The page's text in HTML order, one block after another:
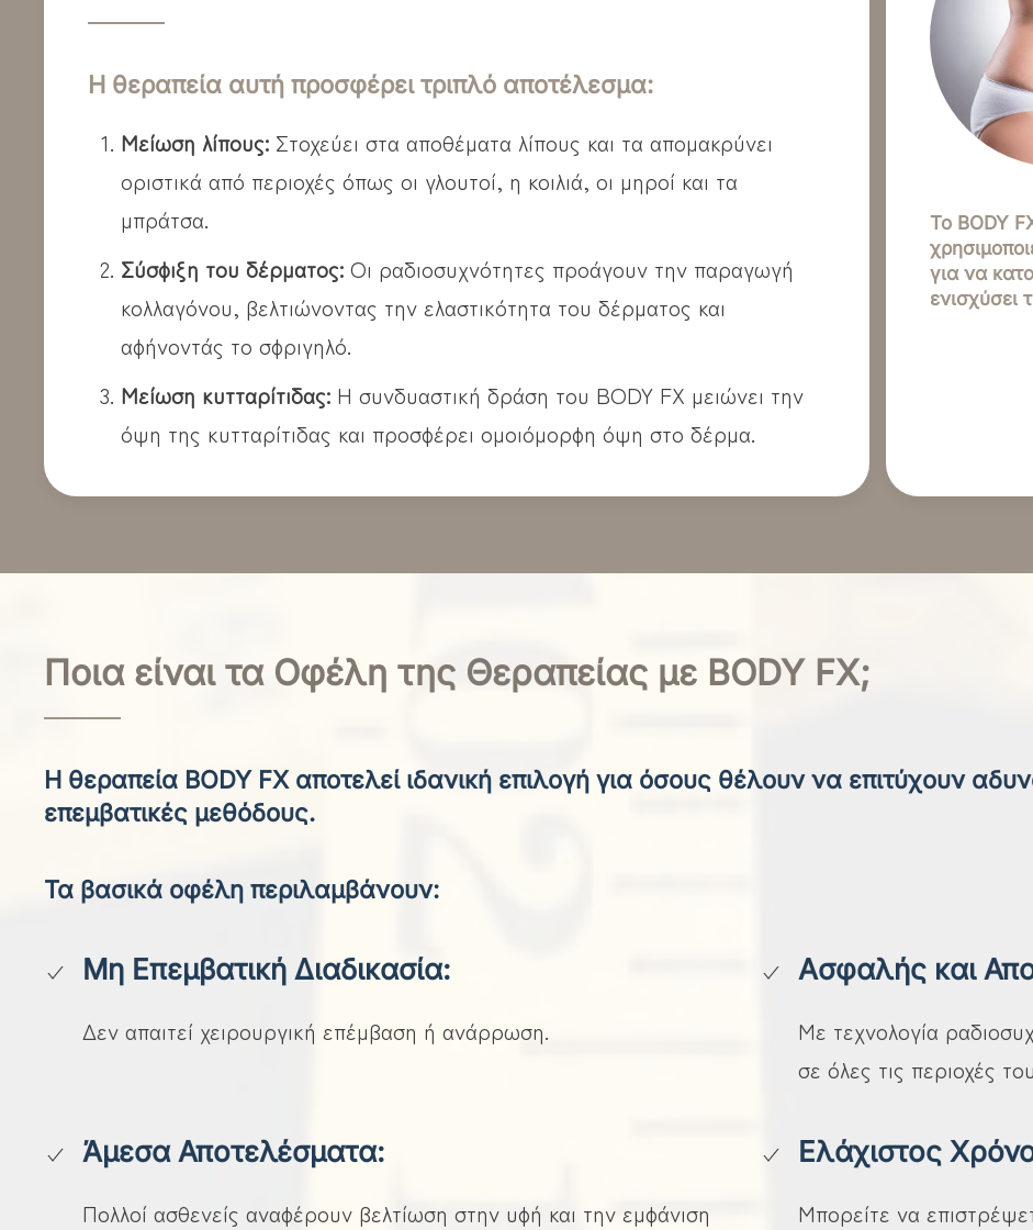
Η θεραπεία αυτή προσφέρει τριπλό αποτέλεσμα:
Μείωση λίπους: Στοχεύει στα αποθέματα λίπους και τα απομακρύνει
οριστικά από περιοχές όπως οι γλουτοί, η κοιλιά, οι μηροί και τα
μπράτσα.
Σύσφιξη του δέρματος: Οι ραδιοσυχνότητες προάγουν την παραγωγή
κολλαγόνου, βελτιώνοντας την ελαστικότητα του δέρματος και
αφήνοντάς το σφριγηλό.
Μείωση κυτταρίτιδας: Η συνδυαστική δράση του BODY FX μειώνει την
όψη της κυτταρίτιδας και προσφέρει ομοιόμορφη όψη στο δέρμα.
Το BODY
για να
Ποια είναι τα Οφέλη της Θεραπείας με BODY FX;
Η θεραπεία BODY FX αποτελεί ιδανική επιλογή για όσους θέλουν να επιτύχουν
επεμβατικές μεθόδους.
Τα βασικά οφέλη περιλαμβάνουν:
Μη Επεμβατική Διαδικασία:
Δεν απαιτεί χειρουργική επέμβαση ή ανάρρωση.
Ασφαλής και
Με τεχνολογία
σε όλες τις περιοχές
Άμεσα Αποτελέσματα:
Πολλοί ασθενείς αναφέρουν βελτίωση στην υφή και την εμφάνιση
Ελάχιστος
Μπορείτε να